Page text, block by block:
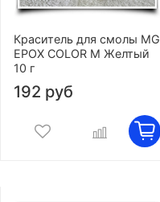
Краситель для смолы MG
EPOX COLOR M Желтый
10 г
192 руб